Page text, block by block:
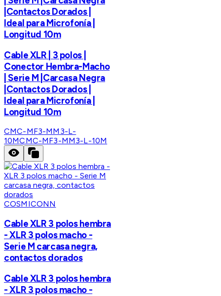
|Contactos Dorados |
Ideal para Microfonía |
Longitud 10m
Cable XLR | 3 polos |
Conector Hembra-Macho
| Serie M |Carcasa Negra
|Contactos Dorados |
Ideal para Microfonía |
Longitud 10m
CMC-MF3-MM3-L-
10MCMC-MF3-MM3-L-10M
COSMICONN
Cable XLR 3 polos hembra
- XLR 3 polos macho -
Serie M carcasa negra,
contactos dorados
Cable XLR 3 polos hembra
- XLR 3 polos macho -